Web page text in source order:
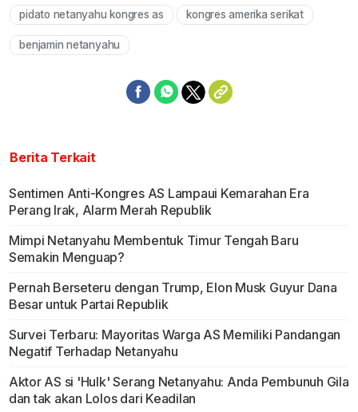
pidato netanyahu kongres as kongres amerika serikat
benjamin netanyahu
Berita Terkait
Sentimen Anti-Kongres AS Lampaui Kemarahan Era
Perang Irak, Alarm Merah Republik
Mimpi Netanyahu Membentuk Timur Tengah Baru
Semakin Menguap?
Pernah Berseteru dengan Trump, Elon Musk Guyur Dana
Besar untuk Partai Republik
Survei Terbaru: Mayoritas Warga AS Memiliki Pandangan
Negatif Terhadap Netanyahu
Aktor AS si 'Hulk' Serang Netanyahu: Anda Pembunuh Gila
dan tak akan Lolos dari Keadilan